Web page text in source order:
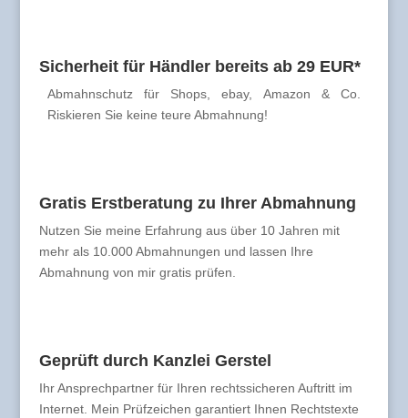
Sicherheit für Händler bereits ab 29 EUR*
Abmahnschutz für Shops, ebay, Amazon & Co.
Riskieren Sie keine teure Abmahnung!
Gratis Erstberatung zu Ihrer Abmahnung
Nutzen Sie meine Erfahrung aus über 10 Jahren mit
mehr als 10.000 Abmahnungen und lassen Ihre
Abmahnung von mir gratis prüfen.
Geprüft durch Kanzlei Gerstel
Ihr Ansprechpartner für Ihren rechtssicheren Auftritt im
Internet. Mein Prüfzeichen garantiert Ihnen Rechtstexte